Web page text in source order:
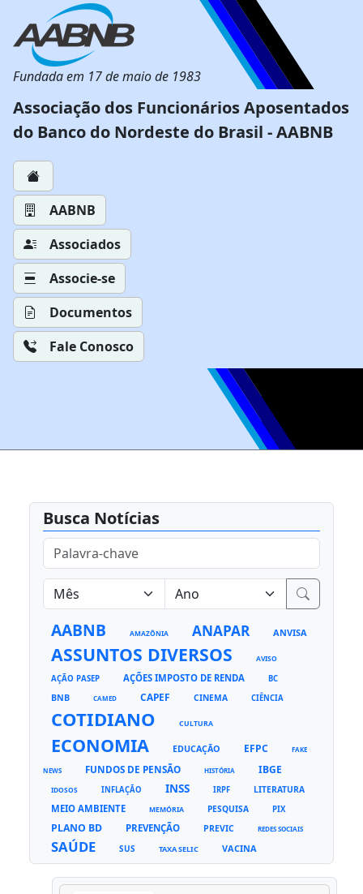
Fundada em 17 de maio de 1983
Associação dos Funcionários Aposentados
do Banco do Nordeste do Brasil - AABNB
AABNB
Associados
Associe-se
Documentos
Fale Conosco
Busca Notícias
AABNB AMAZÔNIA ANAPAR ANVISA
ASSUNTOS DIVERSOS AVISO
AÇÃO PASEP AÇÕES IMPOSTO DE RENDA BC
BNB CAMED CAPEF CINEMA CIÊNCIA
COTIDIANO CULTURA
ECONOMIA EDUCAÇÃO EFPC FAKE
NEWS FUNDOS DE PENSÃO HISTÓRIA IBGE
IDOSOS INFLAÇÃO INSS IRPF LITERATURA
MEIO AMBIENTE MEMÓRIA PESQUISA PIX
PLANO BD PREVENÇÃO PREVIC REDES SOCIAIS
SAÚDE SUS TAXA SELIC VACINA